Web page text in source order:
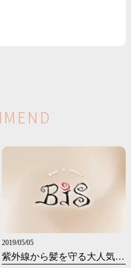
M EN D
2019/05/05
紫外線から髪を守る大人気UVスプレー